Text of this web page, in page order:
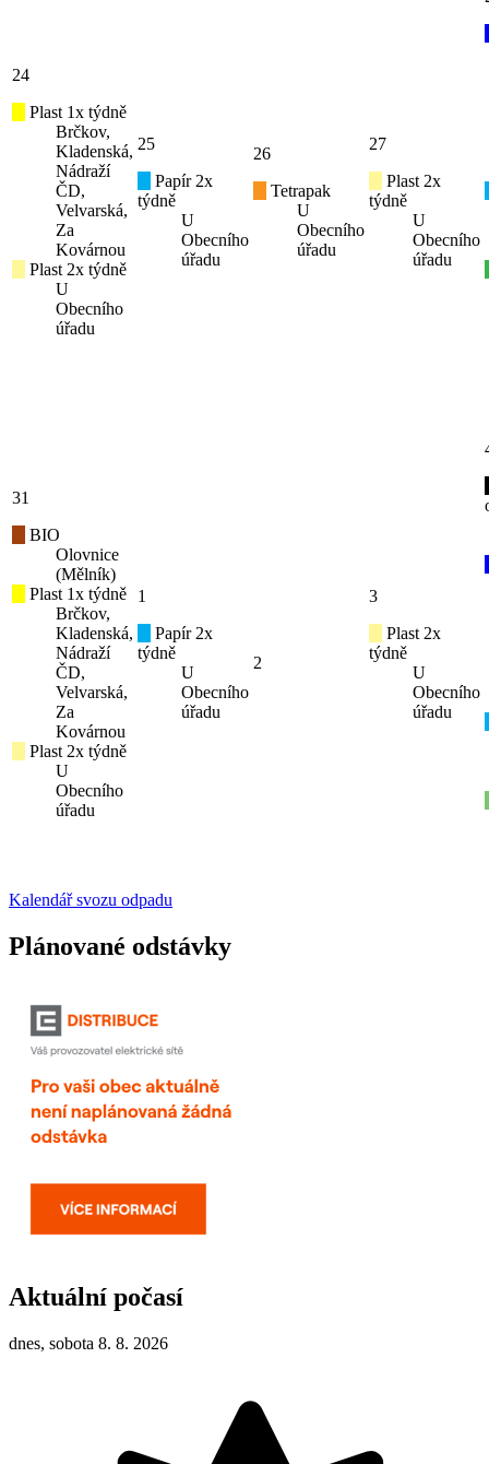
24
Plast 1x týdně
Brčkov,
Kladenská,
Nádraží
ČD,
Velvarská,
Za
Kovárnou
Plast 2x týdně
U
Obecního
úřadu
25
Papír 2x
týdně
U
Obecního
úřadu
26
Tetrapak
U
Obecního
úřadu
27
Plast 2x
týdně
U
Obecního
úřadu
31
BIO
Olovnice
(Mělník)
Plast 1x týdně
Brčkov,
Kladenská,
Nádraží
ČD,
Velvarská,
Za
Kovárnou
Plast 2x týdně
U
Obecního
úřadu
1
Papír 2x
týdně
U
Obecního
úřadu
2
3
Plast 2x
týdně
U
Obecního
úřadu
Kalendář svozu odpadu
Plánované odstávky
Aktuální počasí
dnes, sobota 8. 8. 2026